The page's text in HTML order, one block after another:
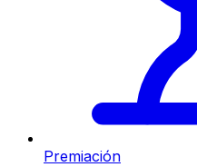
Premiación